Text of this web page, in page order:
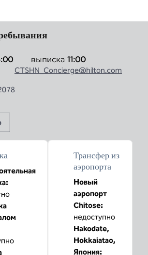
выписка 11:00
вкладка
CTSHN_Concierge@hilton.com
:
Трансфер из
аэропорта
Новый
аэропорт
Chitose:
недоступно
Hakodate,
Hokkaiatao,
Япония: